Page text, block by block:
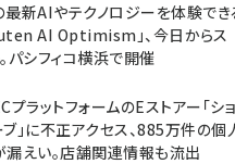
最新AIやテクノロジーを体験でき
AI Optimism」、今日からス
パシフィコ横浜で開催
プラットフォームのEストアー「シ
」に不正アクセス、885万件の個
漏えい。店舗関連情報も流出